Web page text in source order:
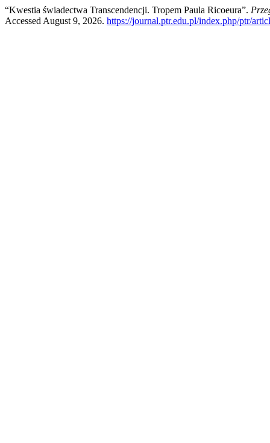
“Kwestia świadectwa Transcendencji. Tropem Paula Ricoeura”.
Accessed August 9, 2026. https://journal.ptr.edu.pl/index.php/ptr/